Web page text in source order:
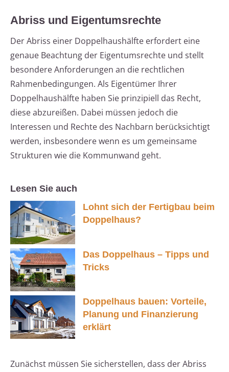
Abriss und Eigentumsrechte
Der Abriss einer Doppelhaushälfte erfordert eine
genaue Beachtung der Eigentumsrechte und stellt
besondere Anforderungen an die rechtlichen
Rahmenbedingungen. Als Eigentümer Ihrer
Doppelhaushälfte haben Sie prinzipiell das Recht,
diese abzureißen. Dabei müssen jedoch die
Interessen und Rechte des Nachbarn berücksichtigt
werden, insbesondere wenn es um gemeinsame
Strukturen wie die Kommunwand geht.
Lesen Sie auch
Lohnt sich der Fertigbau beim
Doppelhaus?
Das Doppelhaus – Tipps und
Tricks
Doppelhaus bauen: Vorteile,
Planung und Finanzierung
erklärt
Zunächst müssen Sie sicherstellen, dass der Abriss